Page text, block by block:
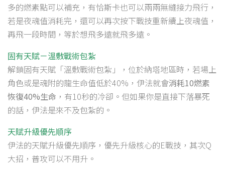
多的燃素點可以補充，有恰斯卡也可以兩兩無縫接力飛行，
若是夜魂值消耗完，還可以再次按下戰技重新續上夜魂值，
再飛一段時間，等於想飛多遠就飛多遠。
固有天賦－溫敷戰術包紮
解鎖固有天賦「溫敷戰術包紮」，位於納塔地區時，若場上
角色或是魂附的龍生命值低於40%，伊法就會消耗10燃素
恢復40%生命 ，有10秒的冷卻。但如果你是直接下落暴死
的話，伊法是來不及包紮的。
天賦升級優先順序
伊法的天賦升級優先順序，優先升級核心的E戰技，其次Q
大招，普攻可以不用升。